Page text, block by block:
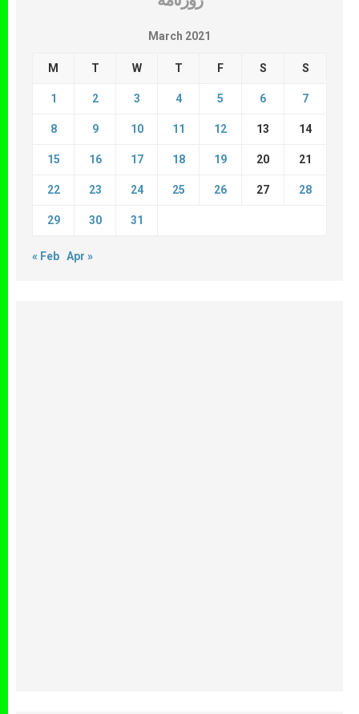
March 2021
M T W T F S S
1 2 3 4 5 6 7
8 9 10 11 12 13 14
15 16 17 18 19 20 21
22 23 24 25 26 27 28
29 30 31
« Feb Apr »